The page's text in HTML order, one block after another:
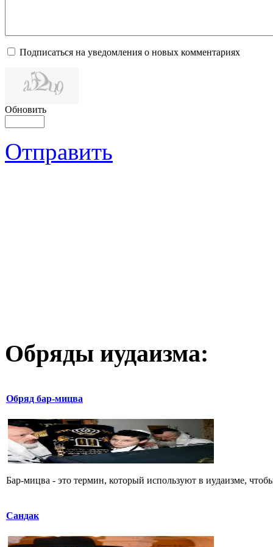
Подписаться на уведомления о новых комментариях
Обновить
Отправить
Обряды иудаизма:
Обряд бар-мицва
Бар-мицва - это термин, который используют в иудаизме,
Сандак